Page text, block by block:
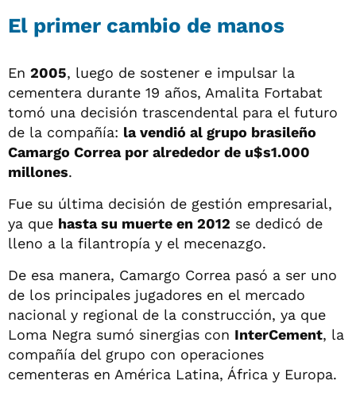
El primer cambio de manos
En 2005, luego de sostener e impulsar la
cementera durante 19 años, Amalita Fortabat
tomó una decisión trascendental para el futuro
de la compañía: la vendió al grupo brasileño
Camargo Correa por alrededor de u$s1.000
millones.
Fue su última decisión de gestión empresarial,
ya que hasta su muerte en 2012 se dedicó de
lleno a la filantropía y el mecenazgo.
De esa manera, Camargo Correa pasó a ser uno
de los principales jugadores en el mercado
nacional y regional de la construcción, ya que
Loma Negra sumó sinergias con InterCement, la
compañía del grupo con operaciones
cementeras en América Latina, África y Europa.